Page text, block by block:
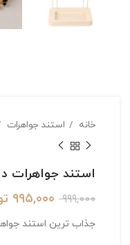
خانه استند جواهرات
استند جواهرات
۹۹۹,۰۰۰ ۹۹۵,۰۰۰
جذاب ترین استند